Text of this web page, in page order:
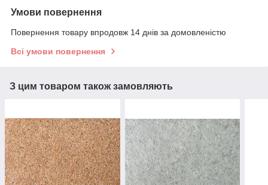
Умови повернення
Повернення товару впродовж 14 днів за домовленістю
Всі умови повернення
З цим товаром також замовляють